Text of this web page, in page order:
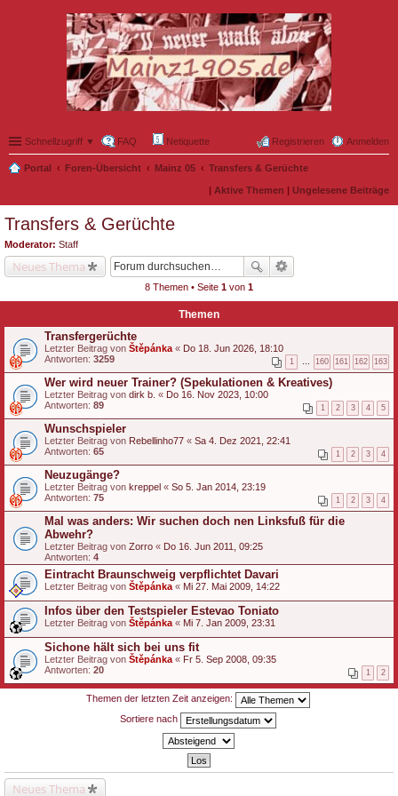
Schnellzugriff ▼ FAQ Netiquette Anmelden
Registrieren
Portal Foren-Übersicht Mainz 05 Transfers & Gerüchte
| Aktive Themen | Ungelesene Beiträge
Transfers & Gerüchte
Moderator: Staff
Neues Thema
8 Themen • Seite 1 von 1
Themen
Transfergerüchte
Letzter Beitrag von Štěpánka « Do 18. Jun 2026, 18:10
Antworten: 3259 1 160 161 162 163
Wer wird neuer Trainer? (Spekulationen & Kreatives)
Letzter Beitrag von dirk b. « Do 16. Nov 2023, 10:00
Antworten: 89 1 2 3 4 5
Wunschspieler
Letzter Beitrag von Rebellinho77 « Sa 4. Dez 2021, 22:41
Antworten: 65 1 2 3 4
Neuzugänge?
Letzter Beitrag von kreppel « So 5. Jan 2014, 23:19
Antworten: 75 1 2 3 4
Mal was anders: Wir suchen doch nen Linksfuß für die
Abwehr?
Letzter Beitrag von Zorro « Do 16. Jun 2011, 09:25
Antworten: 4
Eintracht Braunschweig verpflichtet Davari
Letzter Beitrag von Štěpánka « Mi 27. Mai 2009, 14:22
Infos über den Testspieler Estevao Toniato
Letzter Beitrag von Štěpánka « Mi 7. Jan 2009, 23:31
Sichone hält sich bei uns fit
Letzter Beitrag von Štěpánka « Fr 5. Sep 2008, 09:35
Antworten: 20 1 2
Themen der letzten Zeit anzeigen:
Sortiere nach
Neues Thema